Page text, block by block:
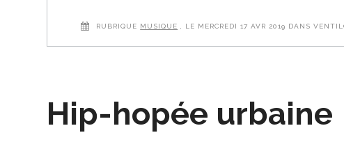
RUBRIQUE MUSIQUE , LE MERCREDI 17 AVR 2019 DANS
Hip-hopée urbaine